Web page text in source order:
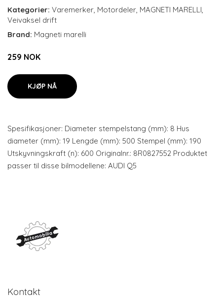
Kategorier: Varemerker Motordeler MAGNETI MARELLI
Veivaksel drift
Brand: Magneti marelli
259 NOK
KJØP NÅ
Spesifikasjoner: Diameter stempelstang (mm): 8 Hus
diameter (mm): 19 Lengde (mm): 500 Stempel (mm): 190
Utskyvningskraft (n): 600 Originalnr.: 8R0827552 Produktet
passer til disse bilmodellene: AUDI Q5
Kontakt